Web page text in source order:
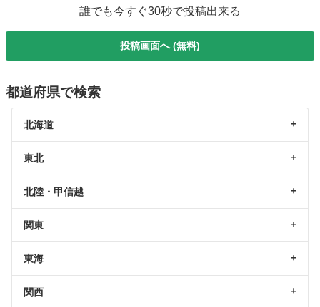
誰でも今すぐ30秒で投稿出来る
投稿画面へ (無料)
都道府県で検索
北海道
東北
北陸・甲信越
関東
東海
関西